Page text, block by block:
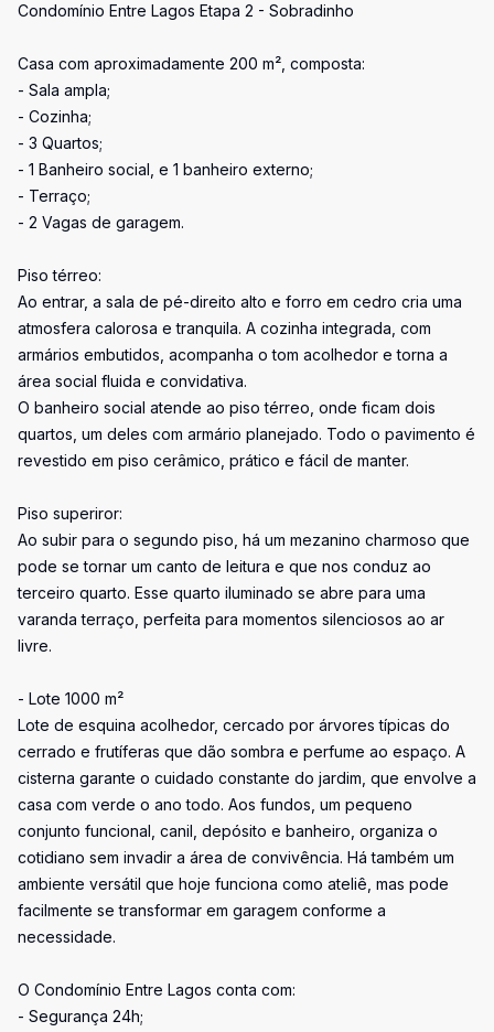
Condomínio Entre Lagos Etapa 2 - Sobradinho
Casa com aproximadamente 200 m², composta:
- Sala ampla;
- Cozinha;
- 3 Quartos;
- 1 Banheiro social, e 1 banheiro externo;
- Terraço;
- 2 Vagas de garagem.
Piso térreo:
Ao entrar, a sala de pé-direito alto e forro em cedro cria uma
atmosfera calorosa e tranquila. A cozinha integrada, com
armários embutidos, acompanha o tom acolhedor e torna a
área social fluida e convidativa.
O banheiro social atende ao piso térreo, onde ficam dois
quartos, um deles com armário planejado. Todo o pavimento é
revestido em piso cerâmico, prático e fácil de manter.
Piso superiror:
Ao subir para o segundo piso, há um mezanino charmoso que
pode se tornar um canto de leitura e que nos conduz ao
terceiro quarto. Esse quarto iluminado se abre para uma
varanda terraço, perfeita para momentos silenciosos ao ar
livre.
- Lote 1000 m²
Lote de esquina acolhedor, cercado por árvores típicas do
cerrado e frutíferas que dão sombra e perfume ao espaço. A
cisterna garante o cuidado constante do jardim, que envolve a
casa com verde o ano todo. Aos fundos, um pequeno
conjunto funcional, canil, depósito e banheiro, organiza o
cotidiano sem invadir a área de convivência. Há também um
ambiente versátil que hoje funciona como ateliê, mas pode
facilmente se transformar em garagem conforme a
necessidade.
O Condomínio Entre Lagos conta com:
- Segurança 24h;